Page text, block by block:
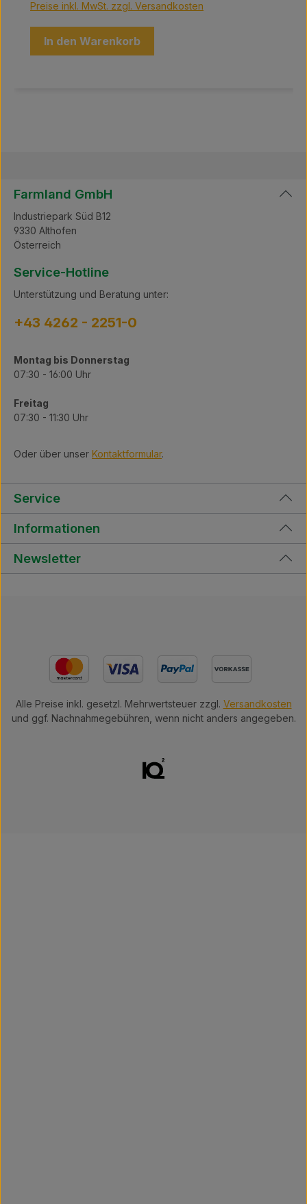
Preise inkl. MwSt. zzgl. Versandkosten
In den Warenkorb
Farmland GmbH
Industriepark Süd B12
9330 Althofen
Österreich
Service-Hotline
Unterstützung und Beratung unter:
+43 4262 - 2251-0
Montag bis Donnerstag
07:30 - 16:00 Uhr
Freitag
07:30 - 11:30 Uhr
Oder über unser Kontaktformular.
Service
Informationen
Newsletter
Alle Preise inkl. gesetzl. Mehrwertsteuer zzgl. Versandkosten
und ggf. Nachnahmegebühren, wenn nicht anders angegeben.